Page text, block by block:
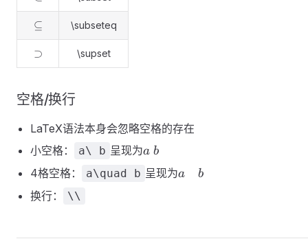
\subseteq
⊆ \subseteq
\supset
⊃ \supset
空格/换行
LaTeX语法本身会忽略空格的存在
小空格：
a\ b 呈现为a\
b
a b
4格空格： a\quad b 呈现为a\quad
a b
换行： \\